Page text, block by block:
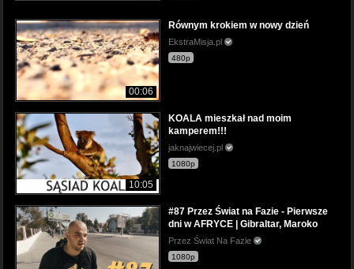
00:06
Równym krokiem w nowy dzień
EkstraMisja.pl
480p
10:05
KOALA mieszkał nad moim
kamperem!!!
jaknajwiecej.pl
1080p
#87 Przez Świat na Fazie - Pierwsze
dni w AFRYCE | Gibraltar, Maroko
Przez Świat Na Fazie
1080p